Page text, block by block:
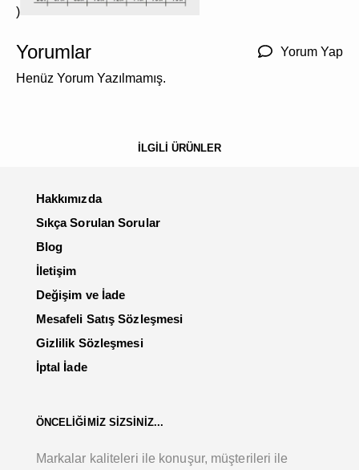
)
Yorumlar
Yorum Yap
Henüz Yorum Yazılmamış.
İLGİLİ ÜRÜNLER
Hakkımızda
Sıkça Sorulan Sorular
Blog
İletişim
Değişim ve İade
Mesafeli Satış Sözleşmesi
Gizlilik Sözleşmesi
İptal İade
ÖNCELİĞİMİZ SİZSİNİZ...
Markalar kaliteleri ile konuşur, müşterileri ile